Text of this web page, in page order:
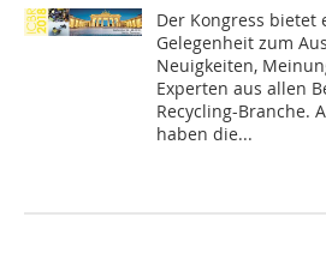
Der Kongress bietet
Gelegenheit zum
Neuigkeiten,
Experten aus allen
Recycling-Branche.
haben die...